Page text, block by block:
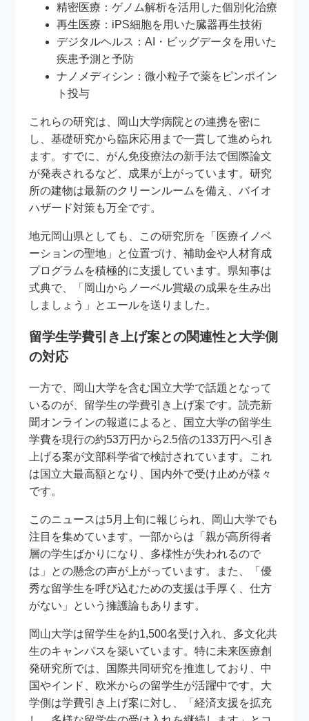
精密医療：ゲノム解析を活用した個別化治療
再生医療：iPS細胞を用いた臓器再生技術
デジタルヘルス：AI・ビッグデータを用いた
疾患予測と予防
ナノメディシン：微小粒子で薬をピンポイン
ト投与
これらの研究は、岡山大学病院との連携を密に
し、基礎研究から臨床応用まで一貫して進められ
ます。すでに、がん免疫療法の新手法で国際論文
が発表されるなど、成果が上がっています。研究
所の建物は最新のクリーンルームを備え、バイオ
ハザード対策も万全です。
地元岡山県としても、この研究所を「医療イノベ
ーションの聖地」と位置づけ、補助金や人材育成
プログラムを積極的に支援しています。県知事は
式典で、「岡山からノーベル賞級の成果を生み出
しましょう」とエールを送りました。
留学生学費引き上げ案との関連性と大学側
の対応
一方で、岡山大学を含む国立大学で話題となって
いるのが、留学生の学費引き上げ案です。読売新
聞オンラインの報道によると、国立大学の留学生
学費を現行の約53万円から2.5倍の133万円へ引き
上げる案が文部科学省で検討されています。これ
は国立大最高額となり、国内外で受け止めが様々
です。
このニュースは5月上旬に報じられ、岡山大学でも
注目を集めています。一部からは「親が高所得者
層の学生ばかりになり、多様性が失われるので
は」との懸念の声が上がっています。また、「優
秀な留学生を呼び込むための支援は手厚く、仕方
がない」という擁護論もあります。
岡山大学は留学生を約1,500名受け入れ、多文化共
生のキャンパスを築いています。特に未来医療創
発研究所では、国際共同研究を推進しており、中
国やインド、欧米からの留学生が活躍中です。大
学側は学費引き上げ案に対し、「経済支援を拡充